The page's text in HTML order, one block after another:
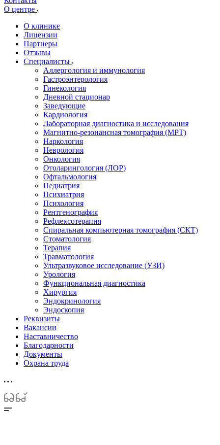
О центре
О клинике
Лицензии
Партнеры
Отзывы
Специалисты
Аллергология и иммунология
Гастроэнтерология
Гинекология
Дневной стационар
Заведующие
Кардиология
Лабораторная диагностика и исследования
Магнитно-резонансная томография (МРТ)
Наркология
Неврология
Онкология
Отоларингология (ЛОР)
Офтальмология
Педиатрия
Психиатрия
Психология
Рентгенография
Рефлексотерапия
Спиральная компьютерная томография (СКТ)
Стоматология
Терапия
Травматология
Ультразвуковое исследование (УЗИ)
Урология
Функциональная диагностика
Хирургия
Эндокринология
Эндоскопия
Реквизиты
Вакансии
Наставничество
Благодарности
Документы
Охрана труда